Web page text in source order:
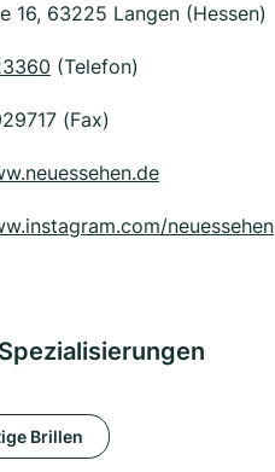
16, 63225 Langen (Hessen)
(Telefon)
(Fax)
neuessehen
Brillen